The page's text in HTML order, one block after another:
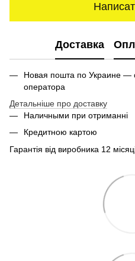
Доставка
Новая пошта по Украине —
оператора
Детальніше про доставку
Наличными при отриманні
Кредитною картою
Гарантія від виробника 12